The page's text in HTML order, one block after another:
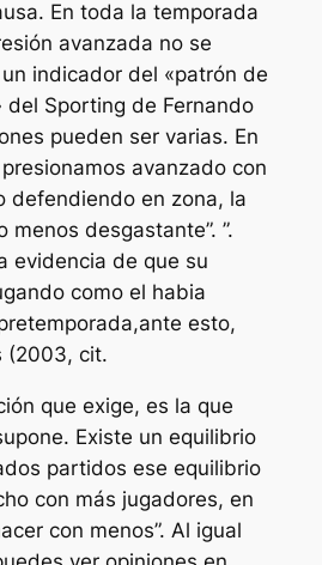
En toda la temporada
avanzada no se
indicador del «patrón de
del Sporting de Fernando
pueden ser varias. En
avanzado con
defendiendo en zona, la
menos desgastante”. ”.
evidencia de que su
como el habia
esto,
(2003, cit.
que exige, es la que
Existe un equilibrio
partidos ese equilibrio
con más jugadores, en
con menos”. Al igual